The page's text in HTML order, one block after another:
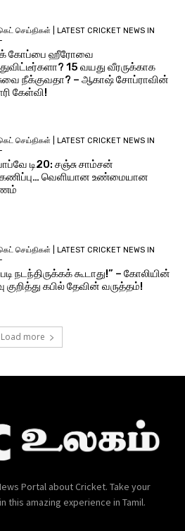
செய்திகள் | LATEST CRICKET NEWS IN
கோப்பை ஹீரோவை
15 வயது வீரருக்காக
நீக்குவதா? – ஆகாஷ் சோப்ராவின்
கேள்வி!
செய்திகள் | LATEST CRICKET NEWS IN
டி20: சஞ்சு சாம்சன்
வெளியான உண்மையான
செய்திகள் | LATEST CRICKET NEWS IN
நடந்திருக்கக் கூடாது!” – கோலியின்
குறித்து கபில் தேவின் வருத்தம்!
Load more
Portal about Cricket. Take your
this amazing experience in Tamil.